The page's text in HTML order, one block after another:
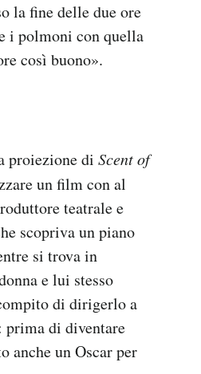
la fine delle due ore
i polmoni con quella
così buono».
proiezione di Scent of
un film con al
teatrale e
scopriva un piano
si trova in
e lui stesso
di dirigerlo a
prima di diventare
anche un Oscar per